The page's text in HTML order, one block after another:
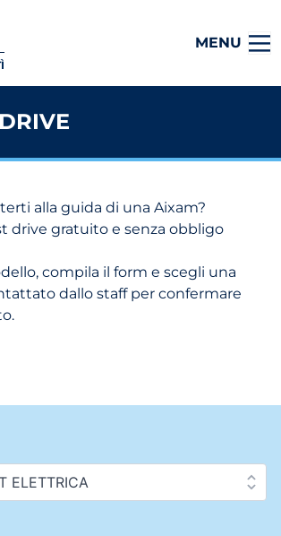
MENU
alla guida di una Aixam?
drive gratuito e senza obbligo
compila il form e scegli una
dallo staff per confermare